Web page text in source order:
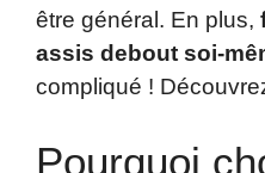
être général. En plus,
assis debout soi-
compliqué !
Pourquoi